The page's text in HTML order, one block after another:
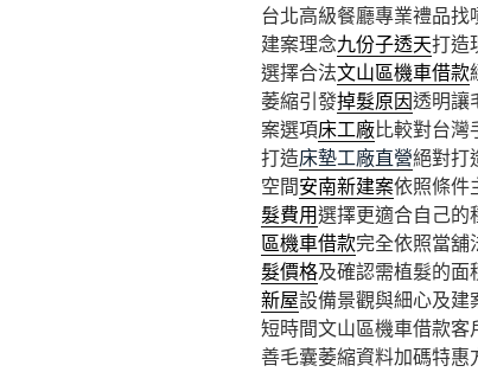
台北高級餐廳專業禮品
建案理念九份子透天打造
選擇合法文山區機車借款
萎縮引發掉髮原因透明讓
案選項床工廠比較對台
打造床墊工廠直營絕對打
空間安南新建案依照條件
髮費用選擇更適合自己的
區機車借款完全依照當舖
髮價格及確認需植髮的
新屋設備景觀與細心及
短時間文山區機車借款
善毛囊萎縮資料加碼特